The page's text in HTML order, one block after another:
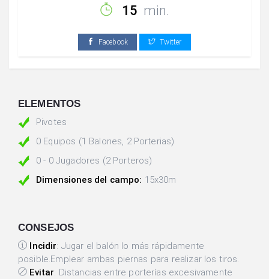
15 min.
Facebook Twitter
ELEMENTOS
Pivotes
0 Equipos (1 Balones, 2 Porterias)
0 - 0 Jugadores (2 Porteros)
Dimensiones del campo: 15x30m
CONSEJOS
Incidir: Jugar el balón lo más rápidamente
posible.Emplear ambas piernas para realizar los tiros.
Evitar: Distancias entre porterías excesivamente